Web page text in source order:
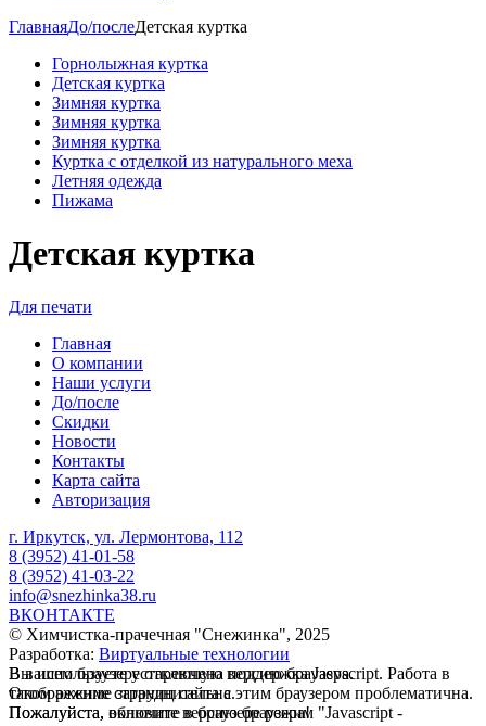
ГлавнаяДо/послеДетская куртка
Горнолыжная куртка
Детская куртка
Зимняя куртка
Зимняя куртка
Зимняя куртка
Куртка с отделкой из натурального меха
Летняя одежда
Пижама
Детская куртка
Для печати
Главная
О компании
Наши услуги
До/после
Скидки
Новости
Контакты
Карта сайта
Авторизация
г. Иркутск, ул. Лермонтова, 112
8 (3952) 41-01-58
8 (3952) 41-03-22
info@snezhinka38.ru
ВКОНТАКТЕ
© Химчистка-прачечная "Cнежинка", 2025
Разработка: Виртуальные технологии
В вашем браузере отключена поддержка Jasvscript. Работа в
таком режиме затруднительна.
Пожалуйста, включите в браузере режим "Javascript -
Вы используете устаревшую версию браузера.
Отображение страниц сайта с этим браузером проблематична.
Пожалуйста, обновите версию браузера!